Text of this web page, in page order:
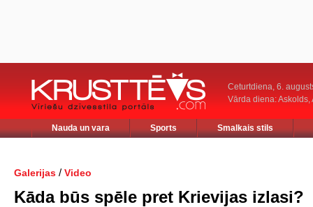
Ceturtdiena, 6.
Vārda diena: Askolds,
Nauda un vara Sports Smalkais stils
Galerijas / Video
Kāda būs spēle pret Krievijas izlasi?